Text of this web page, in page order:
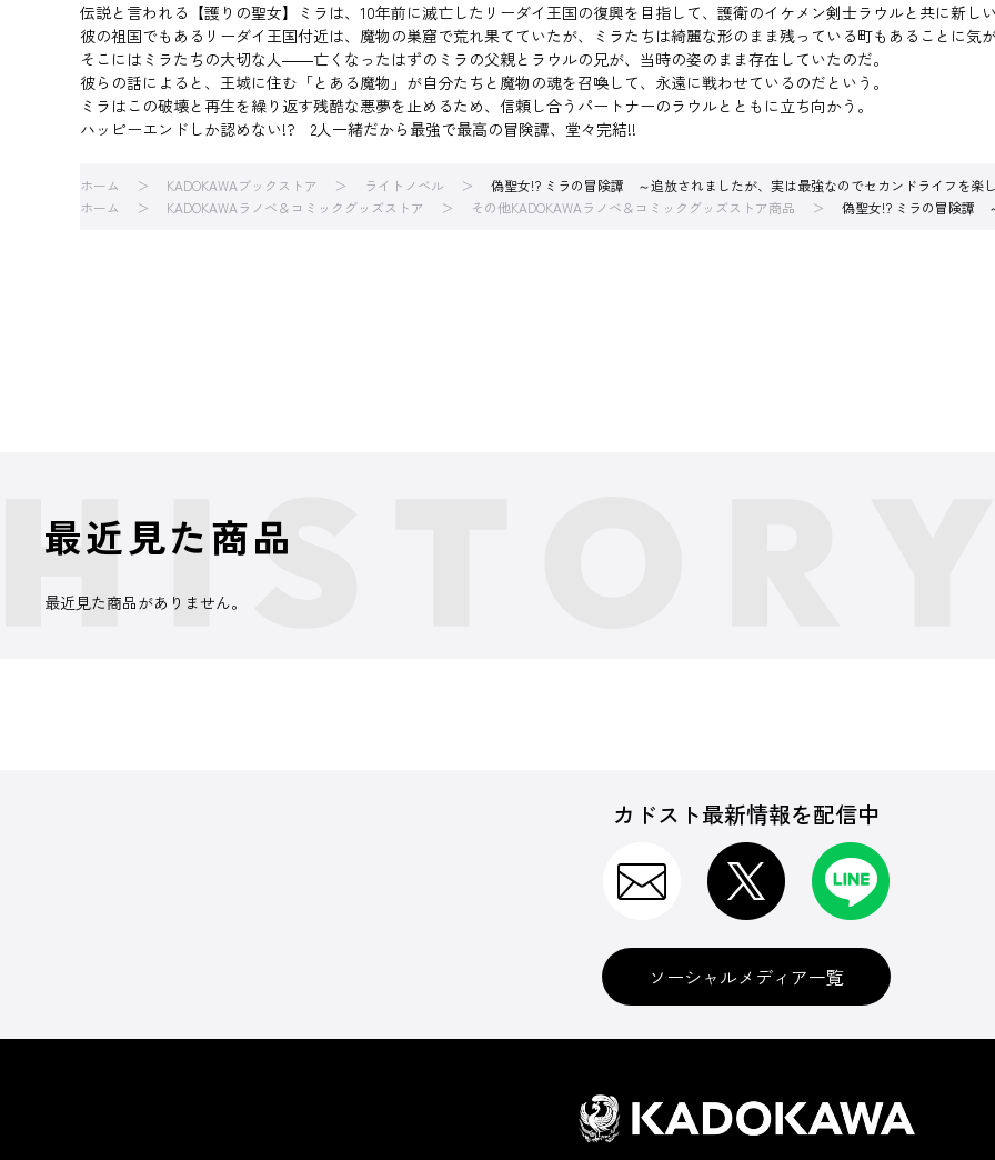
伝説と言われる【護りの聖女】ミラは、10年前に滅亡したリーダイ王国の復興を目指して、護衛のイケメン剣士ラウルと共に新し
彼の祖国でもあるリーダイ王国付近は、魔物の巣窟で荒れ果てていたが、ミラたちは綺麗な形のまま残っている町もあることに気が
そこにはミラたちの大切な人――亡くなったはずのミラの父親とラウルの兄が、当時の姿のまま存在していたのだ。
彼らの話によると、王城に住む「とある魔物」が自分たちと魔物の魂を召喚して、永遠に戦わせているのだという。
ミラはこの破壊と再生を繰り返す残酷な悪夢を止めるため、信頼し合うパートナーのラウルとともに立ち向かう。
ハッピーエンドしか認めない!? 2人一緒だから最強で最高の冒険譚、堂々完結!!
ホーム KADOKAWAブックストア ライトノベル
偽聖女!? ミラの冒険譚 ～追放されましたが、実は最強なのでセカンドライフを楽
ホーム
KADOKAWAラノベ＆コミックグッズストア その他KADOKAWAラノベ＆コミックグッズストア商品 偽聖女!? ミラの冒険譚
最近見た商品
最近見た商品がありません。
カドスト最新情報を配信中
ソーシャルメディア一覧